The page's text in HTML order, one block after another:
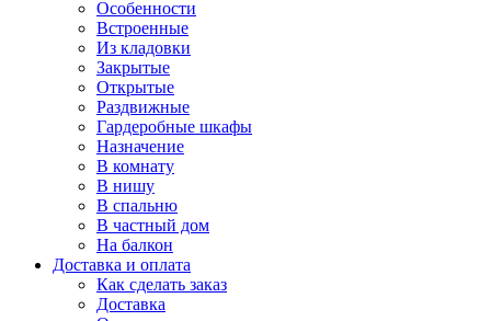
Особенности
Встроенные
Из кладовки
Закрытые
Открытые
Раздвижные
Гардеробные шкафы
Назначение
В комнату
В нишу
В спальню
В частный дом
На балкон
Доставка и оплата
Как сделать заказ
Доставка